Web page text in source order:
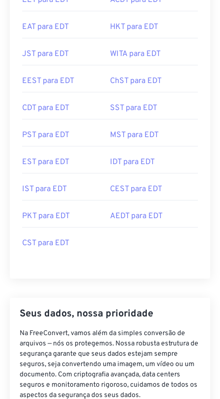
EAT para EDT HKT para EDT
JST para EDT WITA para EDT
EEST para EDT ChST para EDT
CDT para EDT SST para EDT
PST para EDT MST para EDT
EST para EDT IDT para EDT
IST para EDT CEST para EDT
PKT para EDT AEDT para EDT
CST para EDT
Seus dados, nossa prioridade
Na FreeConvert, vamos além da simples conversão de
arquivos — nós os protegemos. Nossa robusta estrutura de
segurança garante que seus dados estejam sempre
seguros, seja convertendo uma imagem, um vídeo ou um
documento. Com criptografia avançada, data centers
seguros e monitoramento rigoroso, cuidamos de todos os
aspectos da segurança dos seus dados.